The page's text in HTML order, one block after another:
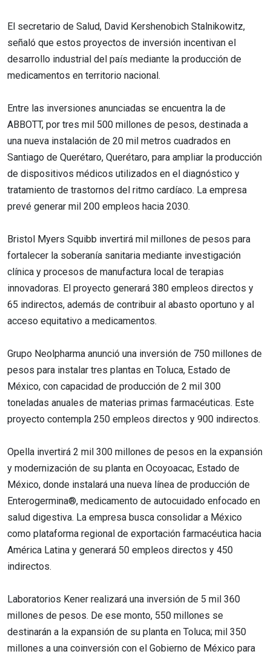
El secretario de Salud, David Kershenobich Stalnikowitz,
señaló que estos proyectos de inversión incentivan el
desarrollo industrial del país mediante la producción de
medicamentos en territorio nacional.
Entre las inversiones anunciadas se encuentra la de
ABBOTT, por tres mil 500 millones de pesos, destinada a
una nueva instalación de 20 mil metros cuadrados en
Santiago de Querétaro, Querétaro, para ampliar la producción
de dispositivos médicos utilizados en el diagnóstico y
tratamiento de trastornos del ritmo cardíaco. La empresa
prevé generar mil 200 empleos hacia 2030.
Bristol Myers Squibb invertirá mil millones de pesos para
fortalecer la soberanía sanitaria mediante investigación
clínica y procesos de manufactura local de terapias
innovadoras. El proyecto generará 380 empleos directos y
65 indirectos, además de contribuir al abasto oportuno y al
acceso equitativo a medicamentos.
Grupo Neolpharma anunció una inversión de 750 millones de
pesos para instalar tres plantas en Toluca, Estado de
México, con capacidad de producción de 2 mil 300
toneladas anuales de materias primas farmacéuticas. Este
proyecto contempla 250 empleos directos y 900 indirectos.
Opella invertirá 2 mil 300 millones de pesos en la expansión
y modernización de su planta en Ocoyoacac, Estado de
México, donde instalará una nueva línea de producción de
Enterogermina®️, medicamento de autocuidado enfocado en
salud digestiva. La empresa busca consolidar a México
como plataforma regional de exportación farmacéutica hacia
América Latina y generará 50 empleos directos y 450
indirectos.
Laboratorios Kener realizará una inversión de 5 mil 360
millones de pesos. De ese monto, 550 millones se
destinarán a la expansión de su planta en Toluca; mil 350
millones a una coinversión con el Gobierno de México para